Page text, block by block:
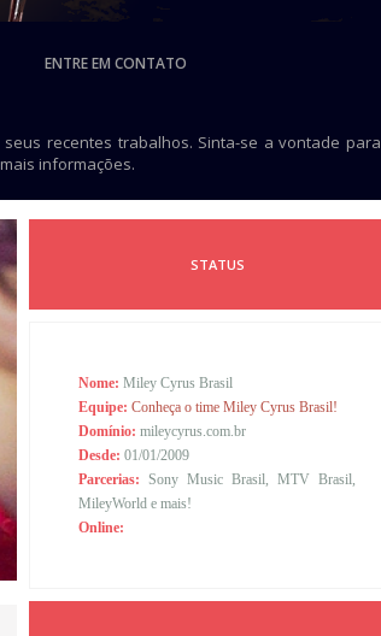
ENTRE EM CONTATO
recentes trabalhos. Sinta-se a vontade para
informações.
STATUS
Nome: Miley Cyrus Brasil
Equipe: Conheça o time Miley Cyrus Brasil!
Domínio: mileycyrus.com.br
Desde: 01/01/2009
Parcerias: Sony Music Brasil, MTV Brasil,
MileyWorld e mais!
Online: